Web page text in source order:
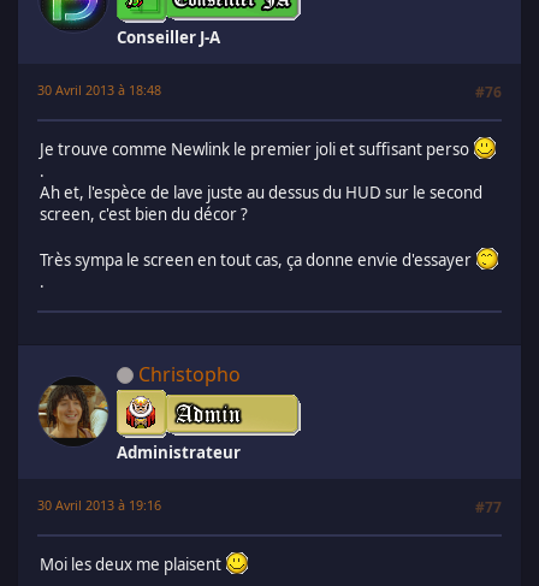
Conseiller J-A
30 Avril 2013 à 18:48 #76
Je trouve comme Newlink le premier joli et suffisant perso
.
Ah et, l'espèce de lave juste au dessus du HUD sur le second
screen, c'est bien du décor ?
Très sympa le screen en tout cas, ça donne envie d'essayer
.
Christopho
Administrateur
30 Avril 2013 à 19:16 #77
Moi les deux me plaisent